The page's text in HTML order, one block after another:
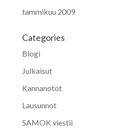
tammikuu 2009
Categories
Blogi
Julkaisut
Kannanotot
Lausunnot
SAMOK viestii